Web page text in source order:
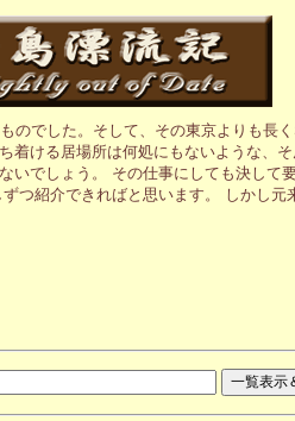
でした。そして、その東京よりも長
ける居場所は何処にもないような、
でしょう。 その仕事にしても決して
つ紹介できればと思います。 しかし